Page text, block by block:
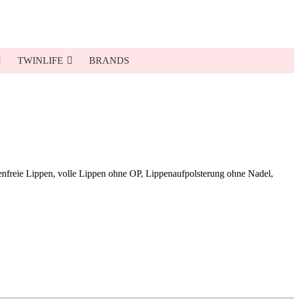
TWINLIFE
BRANDS